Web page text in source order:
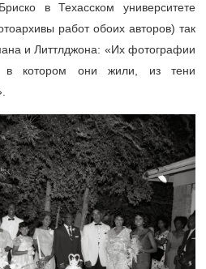
в Техасском университете
работ обоих авторов) так
и Литтлджона: «Их фотографии
котором они жили, из тени